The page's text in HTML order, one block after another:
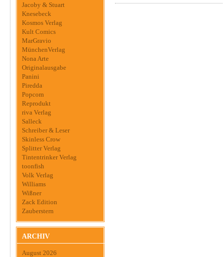
Jacoby & Stuart
Knesebeck
Kosmos Verlag
Kult Comics
MarGravio
MünchenVerlag
Nona Arte
Originalausgabe
Panini
Piredda
Popcom
Reprodukt
riva Verlag
Salleck
Schreiber & Leser
Skinless Crow
Splitter Verlag
Tintentrinker Verlag
toonfish
Volk Verlag
Williams
Wißner
Zack Edition
Zauberstern
ARCHIV
August 2026